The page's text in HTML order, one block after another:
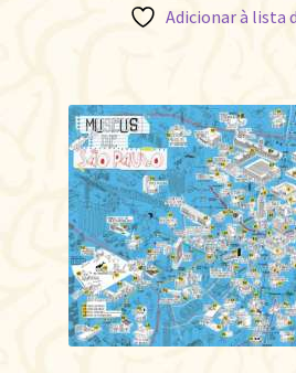
Adicionar à lista